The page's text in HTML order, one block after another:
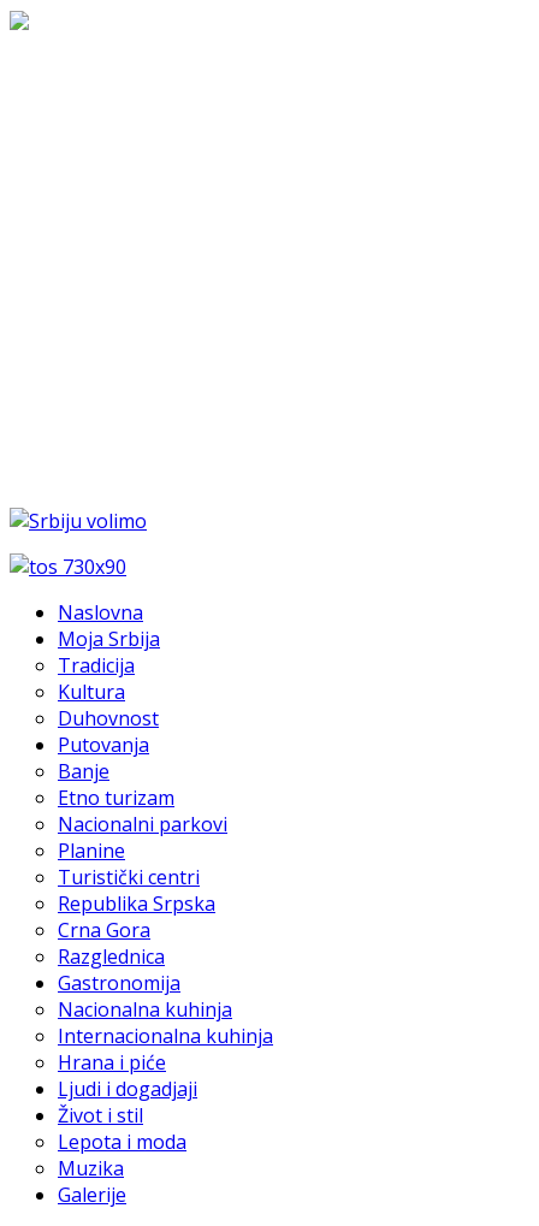
Naslovna
Moja Srbija
Tradicija
Kultura
Duhovnost
Putovanja
Banje
Etno turizam
Nacionalni parkovi
Planine
Turistički centri
Republika Srpska
Crna Gora
Razglednica
Gastronomija
Nacionalna kuhinja
Internacionalna kuhinja
Hrana i piće
Ljudi i dogadjaji
Život i stil
Lepota i moda
Muzika
Galerije